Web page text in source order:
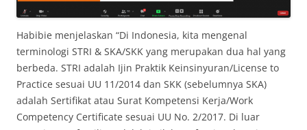
Habibie menjelaskan “Di Indonesia, kita mengenal
terminologi STRI & SKA/SKK yang merupakan dua hal yang
berbeda. STRI adalah Ijin Praktik Keinsinyuran/License to
Practice sesuai UU 11/2014 dan SKK (sebelumnya SKA)
adalah Sertifikat atau Surat Kompetensi Kerja/Work
Competency Certificate sesuai UU No. 2/2017. Di luar